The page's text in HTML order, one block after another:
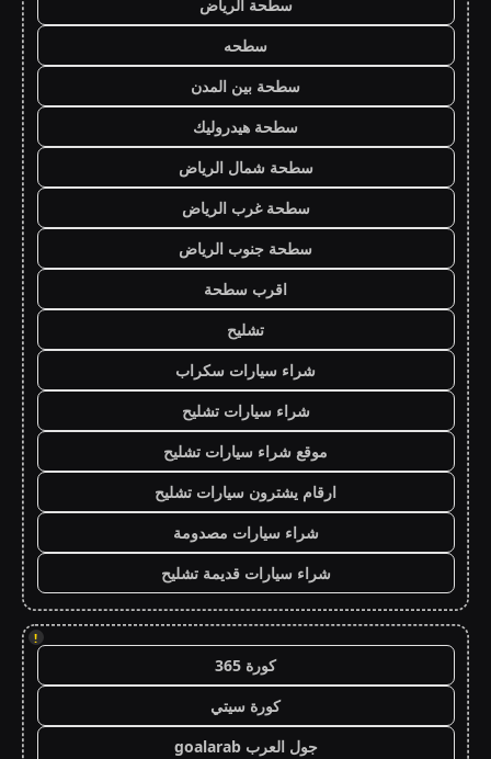
سطحة الرياض
سطحه
سطحة بين المدن
سطحة هيدروليك
سطحة شمال الرياض
سطحة غرب الرياض
سطحة جنوب الرياض
اقرب سطحة
تشليح
شراء سيارات سكراب
شراء سيارات تشليح
موقع شراء سيارات تشليح
ارقام يشترون سيارات تشليح
شراء سيارات مصدومة
شراء سيارات قديمة تشليح
!
كورة 365
كورة سيتي
جول العرب goalarab